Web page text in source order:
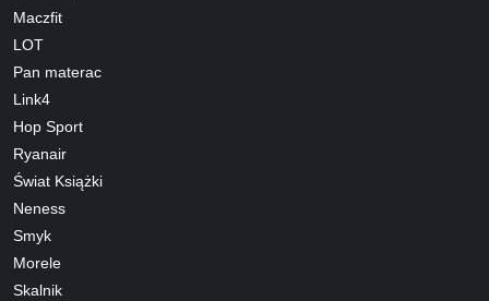
Maczfit
LOT
Pan materac
Link4
Hop Sport
Ryanair
Świat Książki
Neness
Smyk
Morele
Skalnik